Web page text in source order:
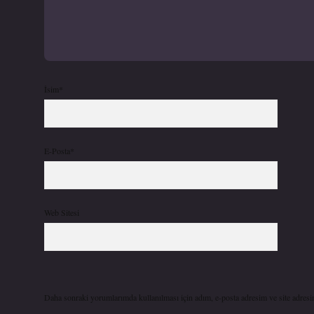
İsim*
E-Posta*
Web Sitesi
Daha sonraki yorumlarımda kullanılması için adım, e-posta adresim ve site